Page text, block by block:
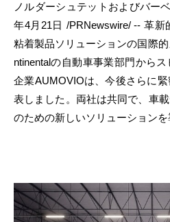
ノルダーシュテットおよびバー
年4月21日 /PRNewswire/ -- 革
粘着製品ソリューションの国際
ntinentalの自動車事業部門から
企業AUMOVIOは、今後さらに
表しました。両社は共同で、車
のための新しいソリューションを